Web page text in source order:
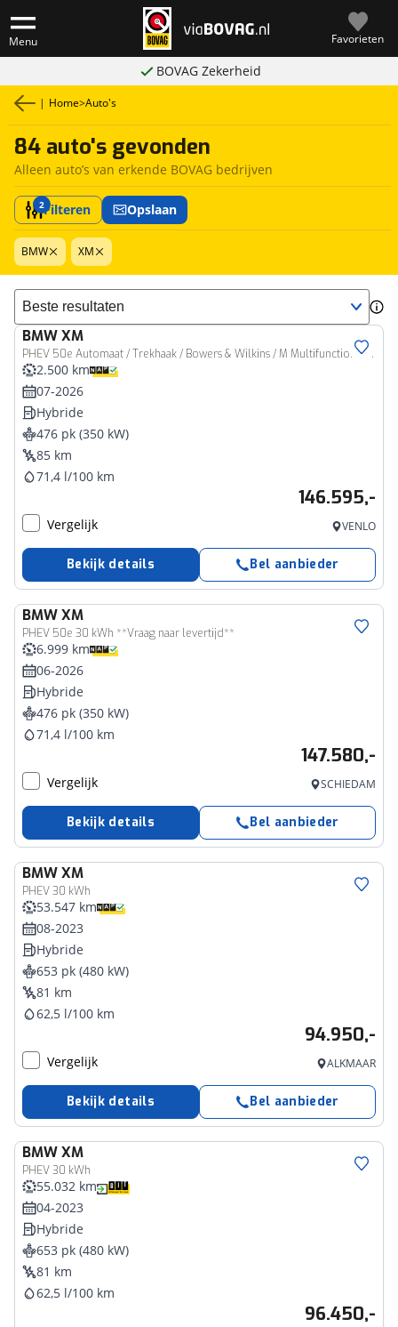
Menu Favorieten
BOVAG Zekerheid
| Home>Auto's
84 auto's gevonden
Alleen auto’s van erkende BOVAG bedrijven
2Filteren Opslaan
BMW XM
Sorteer resultaten
BMWXM
PHEV 50e Automaat / Trekhaak / Bowers & Wilkins / M Multifunctionele Stoelen / Adaptief M Onderstel Professional / Parking Assistant Plus / Soft-Close
2.500 km
07-2026
Hybride
476 pk (350 kW)
85 km
71,4 l/100 km
146.595,-
Vergelijk VENLO
Bekijk details Bel aanbieder
BMWXM
PHEV 50e 30 kWh **Vraag naar levertijd**
6.999 km
06-2026
Hybride
476 pk (350 kW)
71,4 l/100 km
147.580,-
Vergelijk SCHIEDAM
Bekijk details Bel aanbieder
BMWXM
PHEV 30 kWh
53.547 km
08-2023
Hybride
653 pk (480 kW)
81 km
62,5 l/100 km
94.950,-
Vergelijk ALKMAAR
Bekijk details Bel aanbieder
BMWXM
PHEV 30 kWh
55.032 km
04-2023
Hybride
653 pk (480 kW)
81 km
62,5 l/100 km
96.450,-